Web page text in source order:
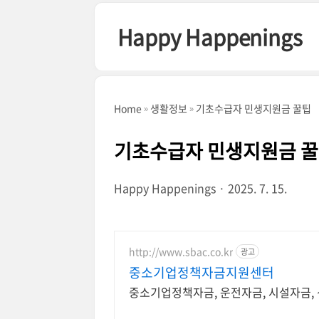
Happy Happenings
Home 생활정보 기초수급자 민생지원금 꿀팁
기초수급자 민생지원금
Happy Happenings 2025. 7. 15.
http://www.sbac.co.kr 광고
중소기업정책자금지원센터
중소기업정책자금, 운전자금, 시설자금,